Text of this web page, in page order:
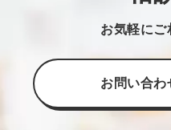
お気軽にご
お問い合わ